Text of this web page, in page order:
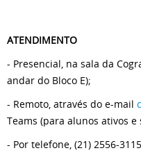
ATENDIMENTO
- Presencial, na sala da
andar do Bloco E);
- Remoto, através do e-mail
Teams (para alunos ativos e
- Por telefone, (21) 2556-